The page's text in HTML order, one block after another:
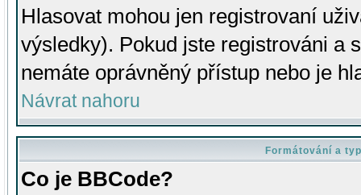
Hlasovat mohou jen registrovaní
výsledky). Pokud jste registrováni a
nemáte oprávněný přístup nebo je
Návrat nahoru
Formátování a
Co je BBCode?